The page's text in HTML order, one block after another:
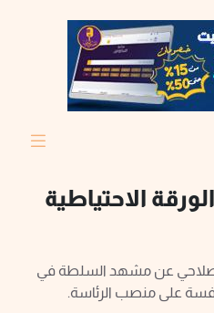
الاحتياطية
عن مشهد السلطة في
على منصب الرئاسة.